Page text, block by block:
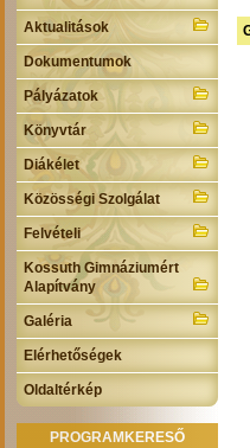
Aktualitások
Dokumentumok
Pályázatok
Könyvtár
Diákélet
Közösségi Szolgálat
Felvételi
Kossuth Gimnáziumért
Alapítvány
Galéria
Elérhetőségek
Oldaltérkép
PROGRAMKERESŐ